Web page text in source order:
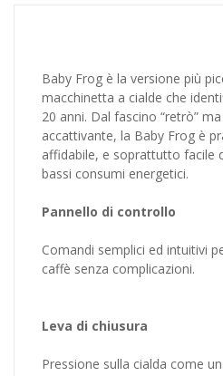
Baby Frog è la versione più
macchinetta a cialde che
20 anni. Dal fascino “retrò”
accattivante, la Baby Frog è
affidabile, e soprattutto facile
bassi consumi energetici.
Pannello di controllo
Comandi semplici ed intuitivi
caffè senza complicazioni.
Leva di chiusura
Pressione sulla cialda come